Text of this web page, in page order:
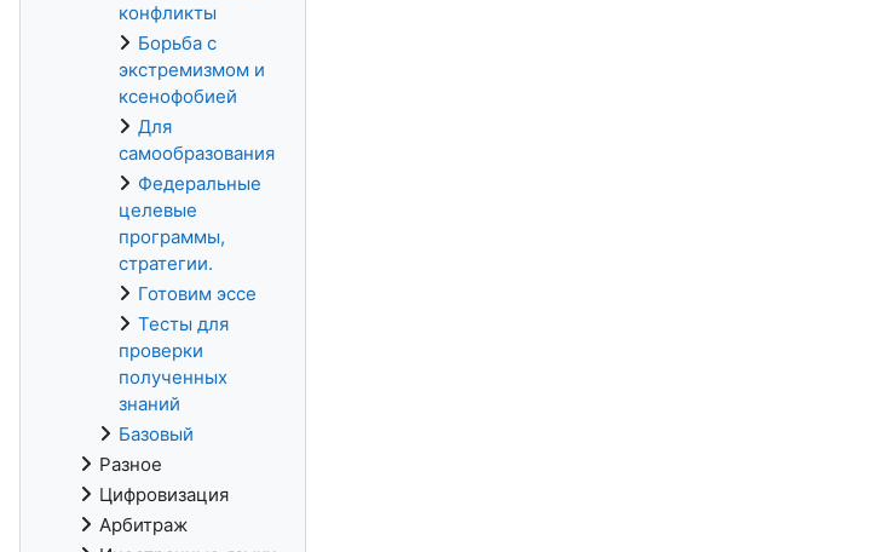
конфликты
Борьба с
экстремизмом и
ксенофобией
Для
самообразования
Федеральные
целевые
программы,
стратегии.
Готовим эссе
Тесты для
проверки
полученных
знаний
Базовый
Разное
Цифровизация
Арбитраж